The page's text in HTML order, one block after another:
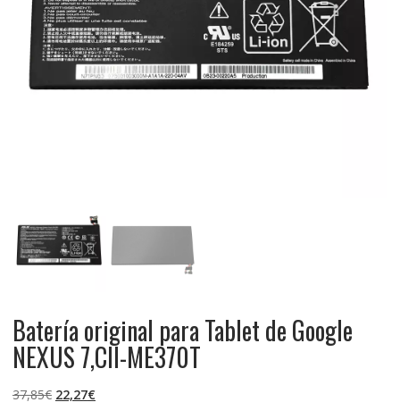
Batería original para Tablet de Google
NEXUS 7,CII-ME370T
37,85€ El
22,27€El